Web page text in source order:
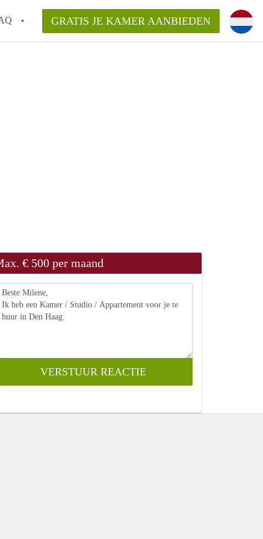
een Kamer in Den Haag?
bemiddelingsvergoeding?
GRATIS JE KAMER AANBIEDEN
€ 500 per maand